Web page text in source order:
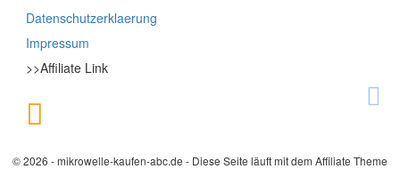
Datenschutzerklaerung
Impressum
>>Affiliate Link
© 2026 - mikrowelle-kaufen-abc.de - Diese Seite läuft mit dem Affiliate Theme